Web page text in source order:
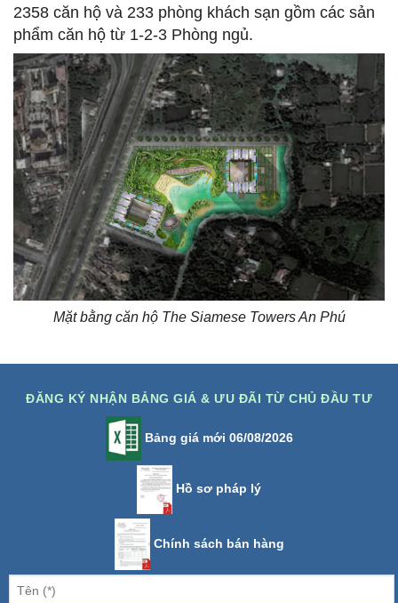
2358 căn hộ và 233 phòng khách sạn gồm các sản
phẩm căn hộ từ 1-2-3 Phòng ngủ.
Mặt bằng căn hộ The Siamese Towers An Phú
ĐĂNG KÝ NHẬN BẢNG GIÁ & ƯU ĐÃI TỪ CHỦ ĐẦU TƯ
Bảng giá mới 06/08/2026
Hồ sơ pháp lý
Chính sách bán hàng